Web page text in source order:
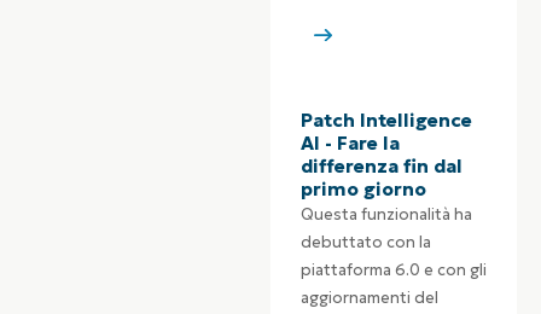
Patch Intelligence
AI - Fare la
differenza fin dal
primo giorno
Questa funzionalità ha
debuttato con la
piattaforma 6.0 e con gli
aggiornamenti del